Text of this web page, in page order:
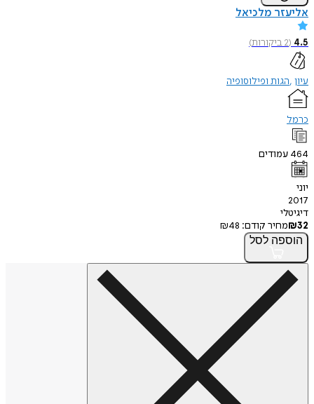
אליעזר מלכיאל
4.5
(
2ביקורות)
עיון הגות ופילוסופיה
כרמל
464 עמודים
יוני
2017
דיגיטלי
₪32 מחיר קודם: ₪48
הוספה לסל